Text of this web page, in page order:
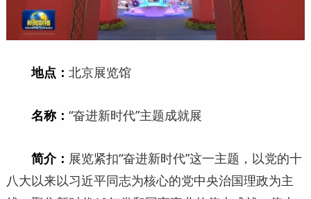
地点： 北京展览馆
名称： “奋进新时代”主题成就展
简介： 展览紧扣“奋进新时代”这一主题，以党的十
八大以来以习近平同志为核心的党中央治国理政为主